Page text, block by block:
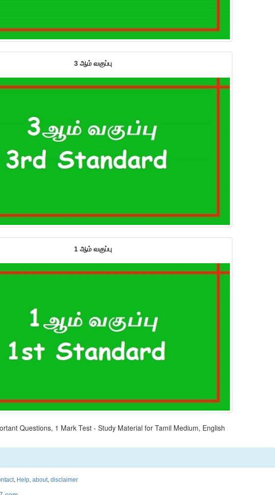
3 ஆம் வகுப்பு
1 ஆம் வகுப்பு
Questions, 1 Mark Test - Study Material for Tamil Medium, English
, Help, about, disclaimer